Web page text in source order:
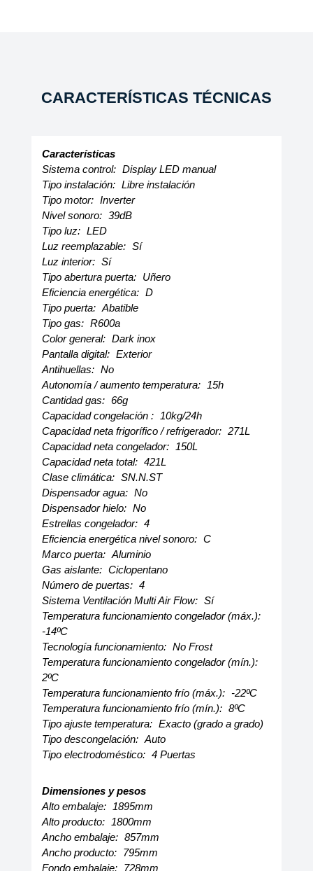
CARACTERÍSTICAS TÉCNICAS
Características
Sistema control: Display LED manual
Tipo instalación: Libre instalación
Tipo motor: Inverter
Nivel sonoro: 39dB
Tipo luz: LED
Luz reemplazable: Sí
Luz interior: Sí
Tipo abertura puerta: Uñero
Eficiencia energética: D
Tipo puerta: Abatible
Tipo gas: R600a
Color general: Dark inox
Pantalla digital: Exterior
Antihuellas: No
Autonomía / aumento temperatura: 15h
Cantidad gas: 66g
Capacidad congelación : 10kg/24h
Capacidad neta frigorífico / refrigerador: 271L
Capacidad neta congelador: 150L
Capacidad neta total: 421L
Clase climática: SN.N.ST
Dispensador agua: No
Dispensador hielo: No
Estrellas congelador: 4
Eficiencia energética nivel sonoro: C
Marco puerta: Aluminio
Gas aislante: Ciclopentano
Número de puertas: 4
Sistema Ventilación Multi Air Flow: Sí
Temperatura funcionamiento congelador (máx.):
-14ºC
Tecnología funcionamiento: No Frost
Temperatura funcionamiento congelador (mín.):
2ºC
Temperatura funcionamiento frío (máx.): -22ºC
Temperatura funcionamiento frío (mín.): 8ºC
Tipo ajuste temperatura: Exacto (grado a grado)
Tipo descongelación: Auto
Tipo electrodoméstico: 4 Puertas
Dimensiones y pesos
Alto embalaje: 1895mm
Alto producto: 1800mm
Ancho embalaje: 857mm
Ancho producto: 795mm
Fondo embalaje: 728mm